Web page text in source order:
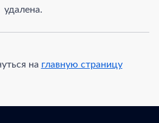
удалена.
на главную страницу